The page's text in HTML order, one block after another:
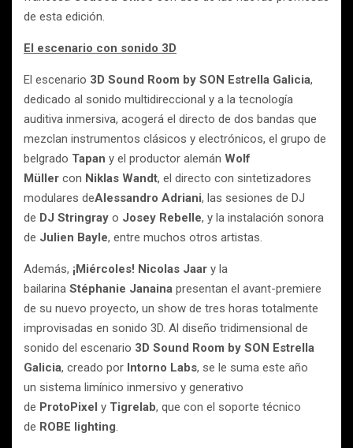
de esta edición.
El escenario con sonido 3D
El escenario 3D Sound Room by SON Estrella Galicia,
dedicado al sonido multidireccional y a la tecnología
auditiva inmersiva, acogerá el directo de dos bandas que
mezclan instrumentos clásicos y electrónicos, el grupo de
belgrado Tapan y el productor alemán Wolf
Müller con Niklas Wandt, el directo con sintetizadores
modulares deAlessandro Adriani, las sesiones de DJ
de DJ Stringray o Josey Rebelle, y la instalación sonora
de Julien Bayle, entre muchos otros artistas.
Además, ¡Miércoles! Nicolas Jaar y la
bailarina Stéphanie Janaina presentan el avant-premiere
de su nuevo proyecto, un show de tres horas totalmente
improvisadas en sonido 3D. Al diseño tridimensional de
sonido del escenario 3D Sound Room by SON Estrella
Galicia, creado por Intorno Labs, se le suma este año
un sistema limínico inmersivo y generativo
de ProtoPixel y Tigrelab, que con el soporte técnico
de ROBE lighting.